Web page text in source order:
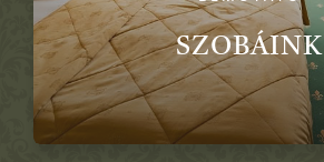
SZOBÁINK